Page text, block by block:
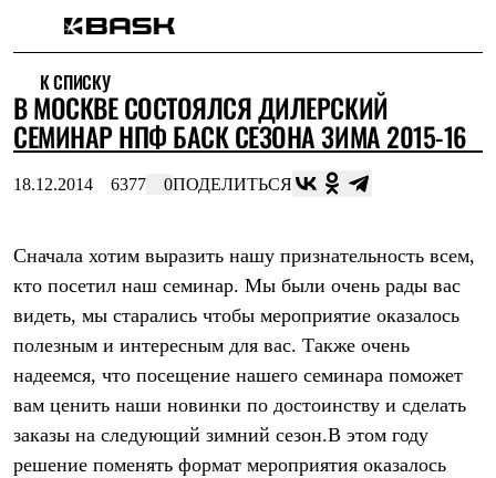
Интернет-магазин
Мужская одежда
Утепленная пухом
Куртки
Жилеты
Куртки
Штормовая одежда
Куртки
Софтшелл одежда
Куртки
Брюки
Флисовая одежда
Куртки
Брюки
К СПИСКУ
В МОСКВЕ СОСТОЯЛСЯ ДИЛЕРСКИЙ
СЕМИНАР НПФ БАСК СЕЗОНА ЗИМА 2015-16
18.12.2014 6377 0ПОДЕЛИТЬСЯ
Сначала хотим выразить нашу признательность всем,
кто посетил наш семинар. Мы были очень рады вас
видеть, мы старались чтобы мероприятие оказалось
полезным и интересным для вас. Также очень
надеемся, что посещение нашего семинара поможет
вам ценить наши новинки по достоинству и сделать
заказы на следующий зимний сезон.В этом году
решение поменять формат мероприятия оказалось